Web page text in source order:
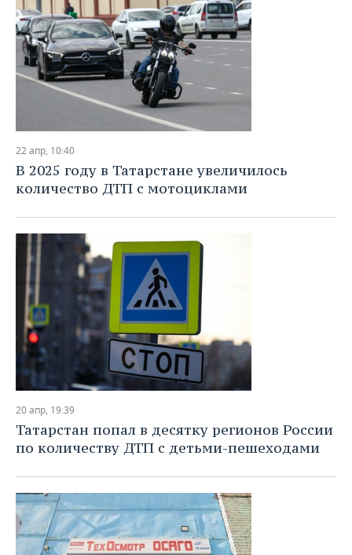
22 апр, 10:40
В 2025 году в Татарстане увеличилось
количество ДТП с мотоциклами
20 апр, 19:39
Татарстан попал в десятку регионов России
по количеству ДТП с детьми-пешеходами